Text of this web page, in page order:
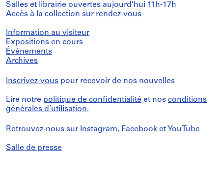
Salles et librairie ouvertes aujourd’hui 11h-17h
Accès à la collection sur rendez-vous
Information au visiteur
Expositions en cours
Événements
Archives
Inscrivez-vous pour recevoir de nos nouvelles
Lire notre politique de confidentialité et nos conditions
générales d’utilisation.
Retrouvez-nous sur Instagram, Facebook et YouTube
Salle de presse